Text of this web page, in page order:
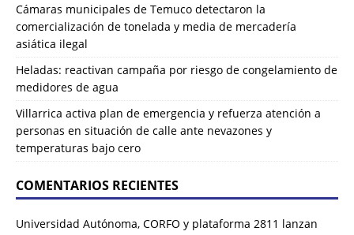
Cámaras municipales de Temuco detectaron la
comercialización de tonelada y media de mercadería
asiática ilegal
Heladas: reactivan campaña por riesgo de congelamiento de
medidores de agua
Villarrica activa plan de emergencia y refuerza atención a
personas en situación de calle ante nevazones y
temperaturas bajo cero
COMENTARIOS RECIENTES
Universidad Autónoma, CORFO y plataforma 2811 lanzan